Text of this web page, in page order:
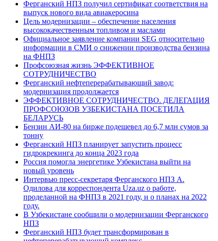
Ферганский НПЗ получил сертификат соответствия на
выпуск нового вида авиакеросина
Цель модернизации – обеспечение населения
высококачественным топливом и маслами
Официальное заявление компании SEG относительно
информации в СМИ о снижении производства бензина
на ФНПЗ
Профсоюзная жизнь ЭФФЕКТИВНОЕ
СОТРУДНИЧЕСТВО
Ферганский нефтеперерабатывающий завод:
модернизация продолжается
ЭФФЕКТИВНОЕ СОТРУДНИЧЕСТВО. ДЕЛЕГАЦИЯ
ПРОФСОЮЗОВ УЗБЕКИСТАНА ПОСЕТИЛА
БЕЛАРУСЬ
Бензин АИ-80 на бирже подешевел до 6,7 млн сумов за
тонну
Ферганский НПЗ планирует запустить процесс
гидрокрекинга до конца 2023 года
Россия помогла энергетике Узбекистана выйти на
новый уровень
Интервью пресс-секретаря Ферганского НПЗ А.
Одилова для корреспондента Uza.uz о работе,
проделанной на ФНПЗ в 2021 году, и о планах на 2022
году.
В Узбекистане сообщили о модернизации Ферганского
НПЗ
Ферганский НПЗ будет трансформирован в